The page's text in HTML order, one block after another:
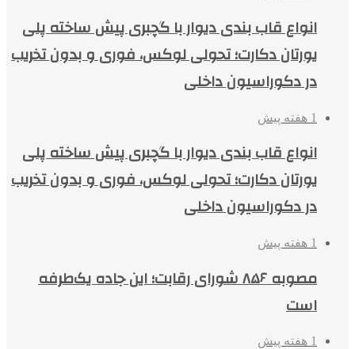
انواع قاب بندی دیوار با گچبری پیش ساخته پلی
یورتان دکارت؛ تحولی لوکس، فوری و بدون تخریب
در دکوراسیون داخلی
1 هفته پیش
انواع قاب بندی دیوار با گچبری پیش ساخته پلی
یورتان دکارت؛ تحولی لوکس، فوری و بدون تخریب
در دکوراسیون داخلی
1 هفته پیش
مصوبه ۸۵۶ شورای رقابت؛ این جاده یک‌طرفه
است
1 هفته پیش